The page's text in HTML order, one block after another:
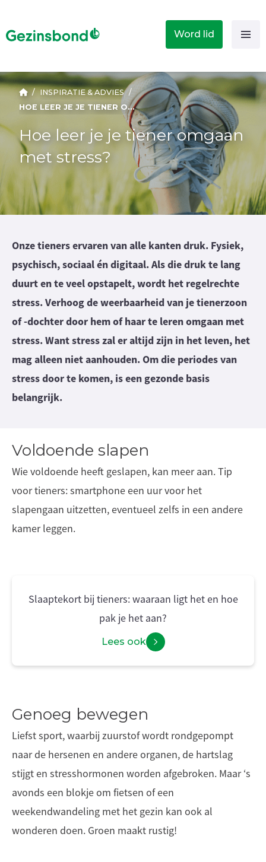
Word lid
/ INSPIRATIE & ADVIES /
HOE LEER JE JE TIENER OMGAAN MET STRESS?
Hoe leer je je tiener omgaan
met stress?
Onze tieners ervaren van alle kanten druk. Fysiek,
psychisch, sociaal én digitaal. Als die druk te lang
duurt en te veel opstapelt, wordt het regelrechte
stress. Verhoog de weerbaarheid van je tienerzoon
of -dochter door hem of haar te leren omgaan met
stress. Want stress zal er altijd zijn in het leven, het
mag alleen niet aanhouden. Om die periodes van
stress door te komen, is een gezonde basis
belangrijk.
Voldoende slapen
Wie voldoende heeft geslapen, kan meer aan. Tip
voor tieners: smartphone een uur voor het
slapengaan uitzetten, eventueel zelfs in een andere
kamer leggen.
Slaaptekort bij tieners: waaraan ligt het en hoe
pak je het aan?
Lees ook
Genoeg bewegen
Liefst sport, waarbij zuurstof wordt rondgepompt
naar de hersenen en andere organen, de hartslag
stijgt en stresshormonen worden afgebroken. Maar ‘s
avonds een blokje om fietsen of een
weekendwandeling met het gezin kan ook al
wonderen doen. Groen maakt rustig!